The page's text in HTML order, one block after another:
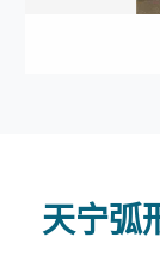
天宁弧